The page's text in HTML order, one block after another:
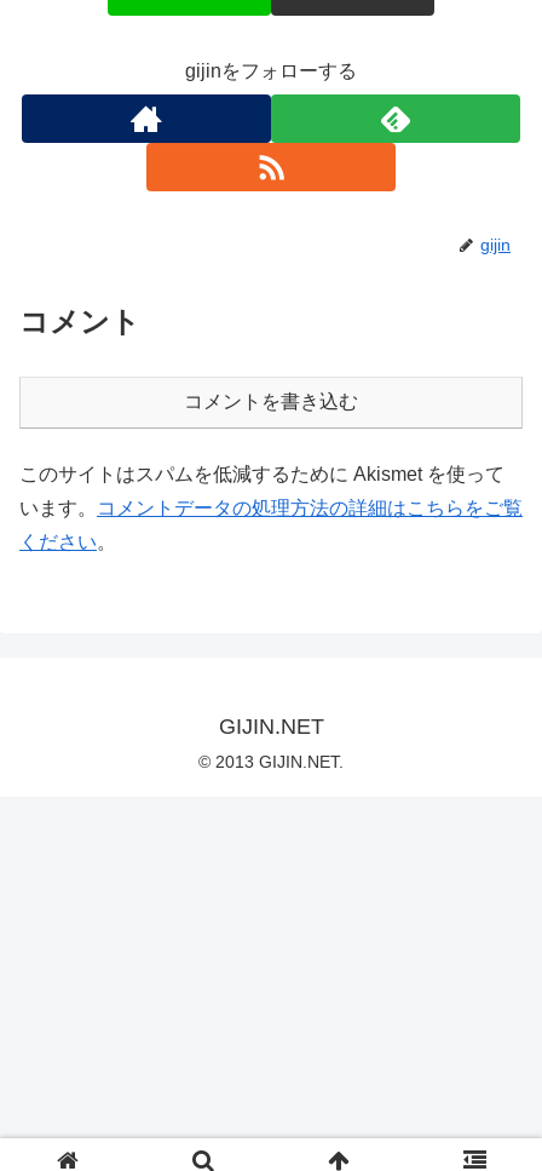
gijinをフォローする
gijin
コメント
コメントを書き込む
このサイトはスパムを低減するために Akismet を使って
います。
コメントデータの処理方法の詳細はこちらをご覧
ください。
GIJIN.NET
© 2013 GIJIN.NET.